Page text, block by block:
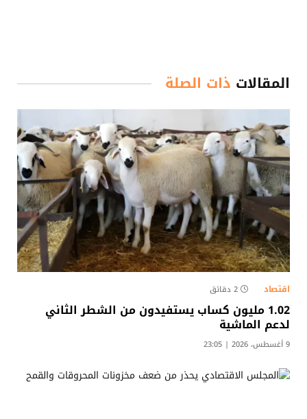
المقالات ذات الصلة
اقتصاد 2 دقائق
1.02 مليون كساب يستفيدون من الشطر الثاني
لدعم الماشية
9 أغسطس، 2026 | 23:05